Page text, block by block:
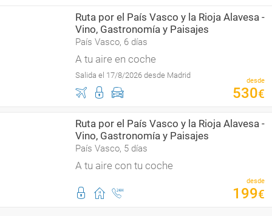
Ruta por el País Vasco y la Rioja Alavesa -
Vino, Gastronomía y Paisajes
País Vasco, 6 días
A tu aire en coche
Salida el 17/8/2026 desde Madrid
desde
530€
Ruta por el País Vasco y la Rioja Alavesa -
Vino, Gastronomía y Paisajes
País Vasco, 5 días
A tu aire con tu coche
desde
199€